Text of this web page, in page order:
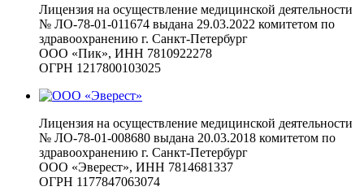
Лицензия на осуществление медицинской деятельности
№ ЛО-78-01-011674 выдана 29.03.2022 комитетом по
здравоохранению г. Санкт-Петербург
ООО «Пик», ИНН 7810922278
ОГРН 1217800103025
Лицензия на осуществление медицинской деятельности
№ ЛО-78-01-008680 выдана 20.03.2018 комитетом по
здравоохранению г. Санкт-Петербург
ООО «Эверест», ИНН 7814681337
ОГРН 1177847063074